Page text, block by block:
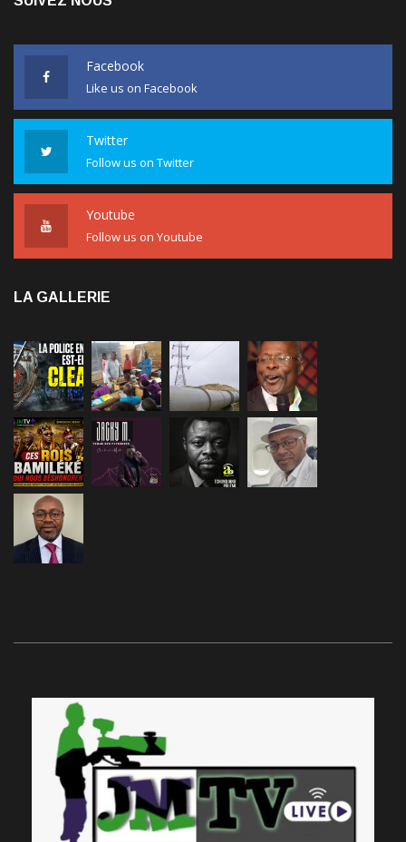
Facebook
Like us on Facebook
Twitter
Follow us on Twitter
Youtube
Follow us on Youtube
LA GALLERIE